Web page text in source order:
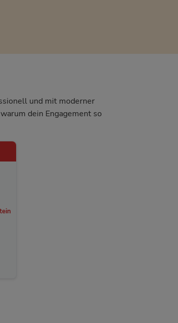
und mit moderner
dein Engagement so